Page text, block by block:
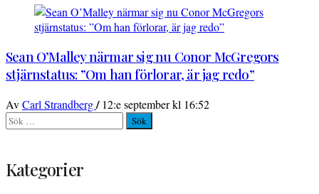
Sean O’Malley närmar sig nu Conor McGregors
stjärnstatus: ”Om han förlorar, är jag redo”
AvCarl Strandberg/ 12:e september kl 16:52
Sök
efter:
Kategorier